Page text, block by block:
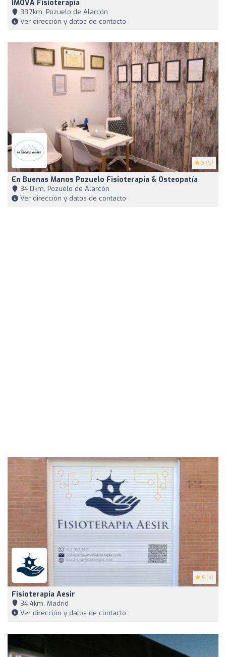
IMOVA Fisioterapia
33,7km, Pozuelo de Alarcón
Ver dirección y datos de contacto
5 (5)
En Buenas Manos Pozuelo Fisioterapia & Osteopatía
34,0km, Pozuelo de Alarcón
Ver dirección y datos de contacto
5 (4)
Fisioterapia Aesir
34,4km, Madrid
Ver dirección y datos de contacto